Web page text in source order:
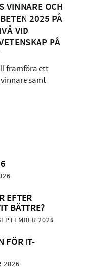
VINNARE OCH
2025 PÅ
VID
PÅ
framföra ett
samt
EFTER
BÄTTRE?
2026
FÖR IT-
2026